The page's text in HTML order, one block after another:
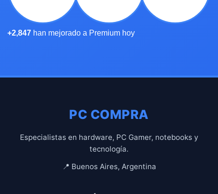
+2,847 han mejorado a Premium hoy
PC COMPRA
Especialistas en hardware, PC Gamer, notebooks y
tecnología.
📍 Buenos Aires, Argentina